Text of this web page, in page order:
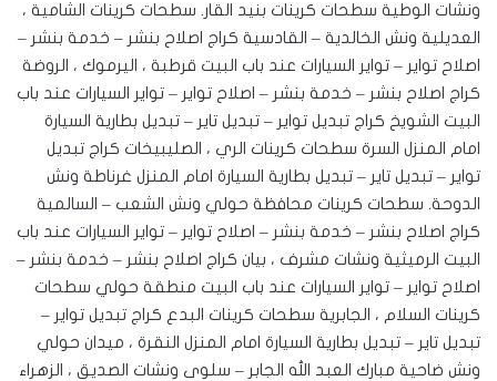
ونشات الوطية سطحات كرينات بنيد القار. ‎سطحات كرينات الشامية ،
العديلية ونش الخالدية – القادسية كراج اصلاح بنشر – خدمة بنشر –
اصلاح تواير – تواير السيارات عند باب البيت قرطبة ، اليرموك ، الروضة
كراج اصلاح بنشر – خدمة بنشر – اصلاح تواير – تواير السيارات عند باب
البيت الشويخ كراج تبديل تواير – تبديل تاير – تبديل بطارية السيارة
امام المنزل السرة سطحات كرينات الري ، الصليبيخات كراج تبديل
تواير – تبديل تاير – تبديل بطارية السيارة امام المنزل غرناطة ونش
الدوحة. ‎سطحات كرينات محافظة حولي ونش الشعب – السالمية
كراج اصلاح بنشر – خدمة بنشر – اصلاح تواير – تواير السيارات عند باب
البيت الرميثية ونشات مشرف ، بيان كراج اصلاح بنشر – خدمة بنشر –
اصلاح تواير – تواير السيارات عند باب البيت منطقة حولي سطحات
كرينات السلام ، الجابرية سطحات كرينات البدع كراج تبديل تواير –
تبديل تاير – تبديل بطارية السيارة امام المنزل النقرة ، ميدان حولي
ونش ضاحية مبارك العبد الله الجابر – سلوى ونشات الصديق ، الزهراء